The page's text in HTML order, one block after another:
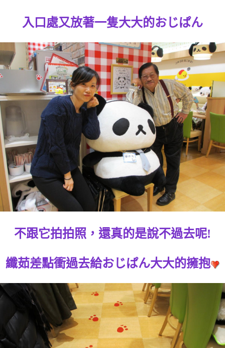
入口處又放著一隻大大的おじぱん
不跟它拍拍照，還真的是說不過去呢!
纖茹差點衝過去給おじぱん大大的擁抱